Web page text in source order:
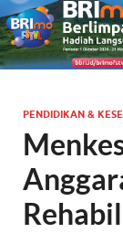
PENDIDIKAN &